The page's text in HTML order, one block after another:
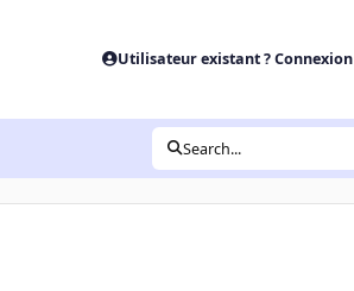
Utilisateur existant ? Connexion
Search...